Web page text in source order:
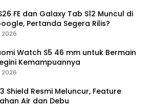
FE dan Galaxy Tab S12 Muncul di
Pertanda Segera Rilis?
2026
Watch S5 46 mm untuk Bermain
Kemampuannya
2026
Shield Resmi Meluncur, Feature
Air dan Debu